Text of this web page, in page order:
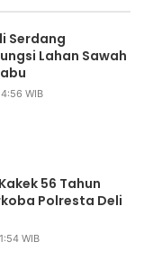
Serdang
Lahan Sawah
WIB
56 Tahun
Polresta Deli
WIB